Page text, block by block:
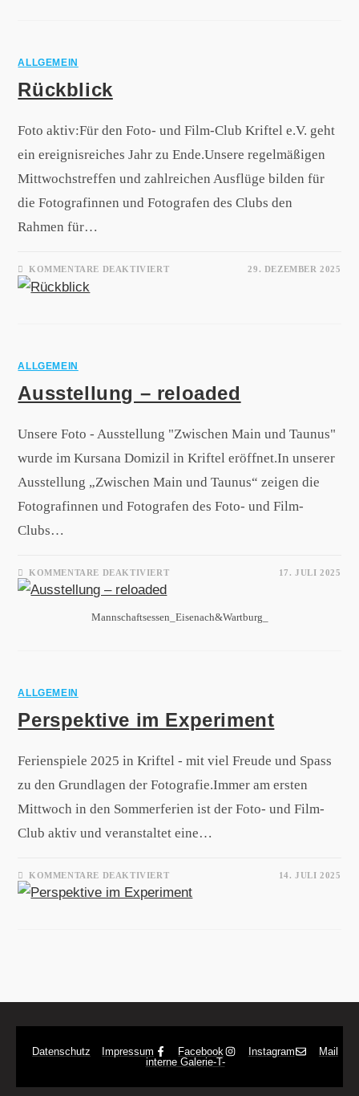
ALLGEMEIN
Rückblick
Foto aktiv:Für den Foto- und Film-Club Kriftel e.V. geht
ein ereignisreiches Jahr zu Ende.Unsere regelmäßigen
Mittwochstreffen und zahlreichen Ausflüge bilden für
die Fotografinnen und Fotografen des Clubs den
Rahmen für…
KOMMENTARE DEAKTIVIERT 29. DEZEMBER 2025
ALLGEMEIN
Ausstellung – reloaded
Unsere Foto - Ausstellung "Zwischen Main und Taunus"
wurde im Kursana Domizil in Kriftel eröffnet.In unserer
Ausstellung „Zwischen Main und Taunus“ zeigen die
Fotografinnen und Fotografen des Foto- und Film-
Clubs…
KOMMENTARE DEAKTIVIERT 17. JULI 2025
Mannschaftsessen_Eisenach&Wartburg_
ALLGEMEIN
Perspektive im Experiment
Ferienspiele 2025 in Kriftel - mit viel Freude und Spass
zu den Grundlagen der Fotografie.Immer am ersten
Mittwoch in den Sommerferien ist der Foto- und Film-
Club aktiv und veranstaltet eine…
KOMMENTARE DEAKTIVIERT 14. JULI 2025
Datenschutz Impressum Facebook Instagram
Mail
interne Galerie-T-